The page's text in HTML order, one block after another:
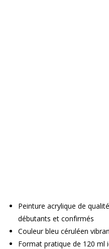
Peinture acrylique de
débutants et confirmés
Couleur bleu céruléen
Format pratique de 120 ml